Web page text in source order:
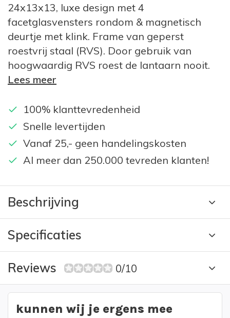
24x13x13, luxe design met 4
facetglasvensters rondom & magnetisch
deurtje met klink. Frame van geperst
roestvrij staal (RVS). Door gebruik van
hoogwaardig RVS roest de lantaarn nooit.
Lees meer
100% klanttevredenheid
Snelle levertijden
Vanaf 25,- geen handelingskosten
Al meer dan 250.000 tevreden klanten!
Beschrijving
Specificaties
Reviews 0/10
kunnen wij je ergens mee